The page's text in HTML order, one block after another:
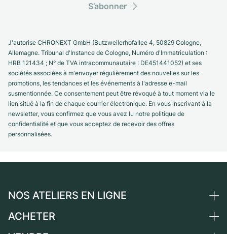
S’abonner
J'autorise CHRONEXT GmbH (Butzweilerhofallee 4, 50829 Cologne,
Allemagne. Tribunal d'Instance de Cologne, Numéro d'Immatriculation :
HRB 121434 ; N° de TVA intracommunautaire : DE451441052) et ses
sociétés associées à m'envoyer régulièrement des nouvelles sur les
promotions, les tendances et les événements à l'adresse e-mail
susmentionnée. Ce consentement peut être révoqué à tout moment via le
lien situé à la fin de chaque courrier électronique. En vous inscrivant à la
newsletter, vous confirmez que vous avez lu notre politique de
confidentialité et que vous acceptez de recevoir des offres
personnalisées.
NOS ATELIERS EN LIGNE
Allemagne
ACHETER